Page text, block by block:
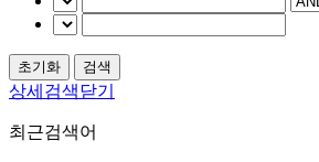
상세검색닫기
최근검색어